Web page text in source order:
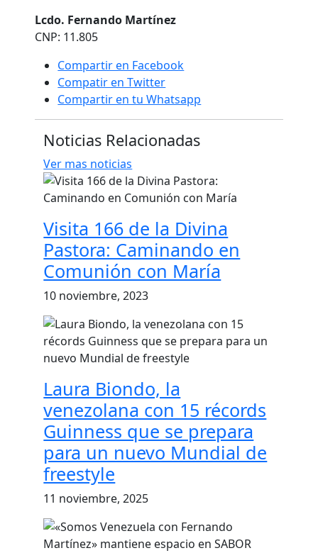
Lcdo. Fernando Martínez
CNP: 11.805
Compartir en Facebook
Compatir en Twitter
Compartir en tu Whatsapp
Noticias Relacionadas
Ver mas noticias
Visita 166 de la Divina
Pastora: Caminando en
Comunión con María
10 noviembre, 2023
Laura Biondo, la
venezolana con 15 récords
Guinness que se prepara
para un nuevo Mundial de
freestyle
11 noviembre, 2025